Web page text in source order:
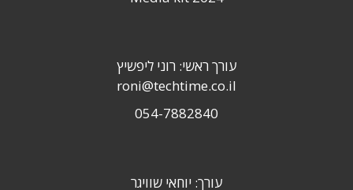
עורך ראשי: רוני ליפשיץ
roni@techtime.co.il
054-7882840
עורך: יוחאי שוויגר